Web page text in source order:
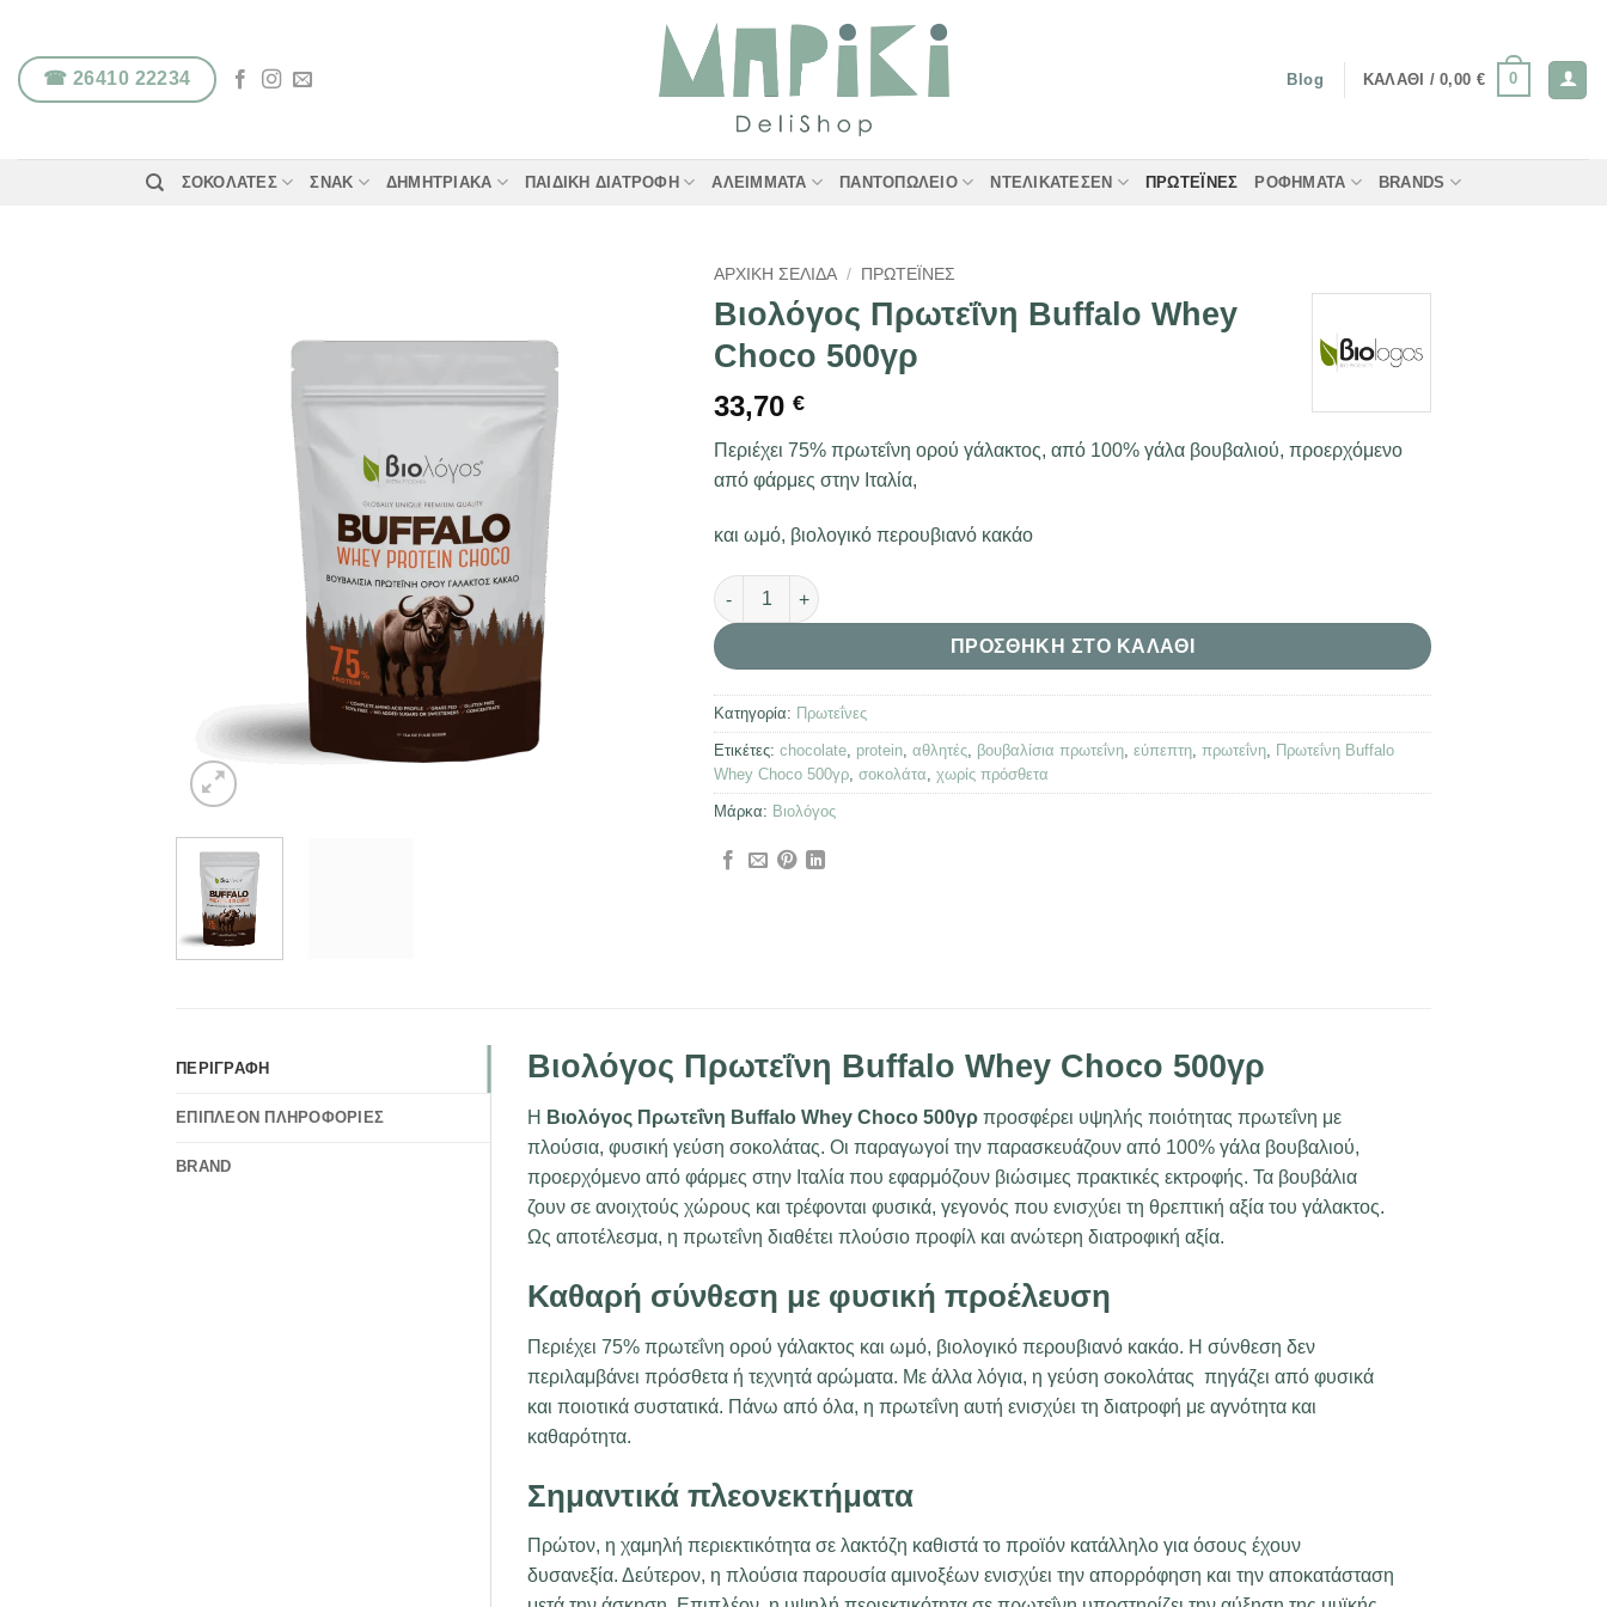
περιεχόμενο
☎ 26410 22234 Blog ΚΑΛΆΘΙ /0,00 € 0
ΣΟΚΟΛΆΤΕΣ ΣΝΑΚ ΔΗΜΗΤΡΙΑΚΆ ΠΑΙΔΙΚΉ ΔΙΑΤΡΟΦΉ ΑΛΕΊΜΜΑΤΑ ΠΑΝΤΟΠΩΛΕΊΟ ΝΤΕΛΙΚΑΤΈΣΕΝ ΠΡΩΤΕΪ́ΝΕΣ ΡΟΦΉΜΑΤΑ BRANDS
ΑΡΧΙΚΉ ΣΕΛΊΔΑ / ΠΡΩΤΕΪ́ΝΕΣ
Βιολόγος Πρωτεΐνη Buffalo Whey
Choco 500γρ
33,70 €
Περιέχει 75% πρωτεΐνη ορού γάλακτος, από 100% γάλα βουβαλιού, προερχόμενο
από φάρμες στην Ιταλία,
και ωμό, βιολογικό περουβιανό κακάο
Βιολόγος Πρωτεΐνη Buffalo Whey Choco 500γρ ποσότητα
ΠΡΟΣΘΉΚΗ ΣΤΟ ΚΑΛΆΘΙ
Κατηγορία: Πρωτεΐνες
Ετικέτες: chocolate protein αθλητές βουβαλίσια πρωτεΐνη εύπεπτη πρωτεΐνη
Πρωτεΐνη Buffalo
Whey Choco 500γρ σοκολάτα χωρίς πρόσθετα
Μάρκα: Βιολόγος
ΠΕΡΙΓΡΑΦΉ
ΕΠΙΠΛΈΟΝ ΠΛΗΡΟΦΟΡΊΕΣ
BRAND
Βιολόγος Πρωτεΐνη Buffalo Whey Choco 500γρ
Η Βιολόγος Πρωτεΐνη Buffalo Whey Choco 500γρπροσφέρει υψηλής ποιότητας πρωτεΐνη με
πλούσια, φυσική γεύση σοκολάτας. Οι παραγωγοί την παρασκευάζουν από 100% γάλα βουβαλιού,
προερχόμενο από φάρμες στην Ιταλία που εφαρμόζουν βιώσιμες πρακτικές εκτροφής. Τα βουβάλια
ζουν σε ανοιχτούς χώρους και τρέφονται φυσικά, γεγονός που ενισχύει τη θρεπτική αξία του γάλακτος.
Ως αποτέλεσμα, η πρωτεΐνη διαθέτει πλούσιο προφίλ και ανώτερη διατροφική αξία.
Καθαρή σύνθεση με φυσική προέλευση
Περιέχει 75% πρωτεΐνη ορού γάλακτος και ωμό, βιολογικό περουβιανό κακάο. Η σύνθεση δεν
περιλαμβάνει πρόσθετα ή τεχνητά αρώματα. Με άλλα λόγια, η γεύση σοκολάτας πηγάζει από φυσικά
και ποιοτικά συστατικά. Πάνω από όλα, η πρωτεΐνη αυτή ενισχύει τη διατροφή με αγνότητα και
καθαρότητα.
Σημαντικά πλεονεκτήματα
Πρώτον, η χαμηλή περιεκτικότητα σε λακτόζη καθιστά το προϊόν κατάλληλο για όσους έχουν
δυσανεξία. Δεύτερον, η πλούσια παρουσία αμινοξέων ενισχύει την απορρόφηση και την αποκατάσταση